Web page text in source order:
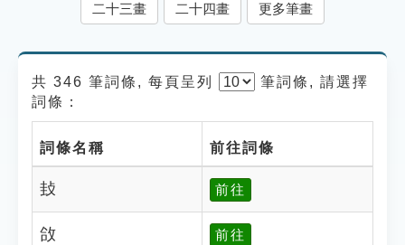
貓頭鷹博士
二十三畫 二十四畫 更多筆畫
共 346 筆詞條, 每頁呈列 筆詞條, 請選擇
詞條：
詞條名稱 前往詞條
㪈 前往
㪉 前往